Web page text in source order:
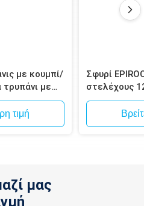
με κουμπί/
με
τιμή
Σφυρί
στελέχους
Spline για
μας